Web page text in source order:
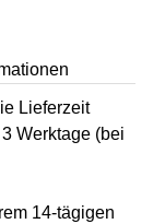
Lieferzeit
Werktage (bei
14-tägigen